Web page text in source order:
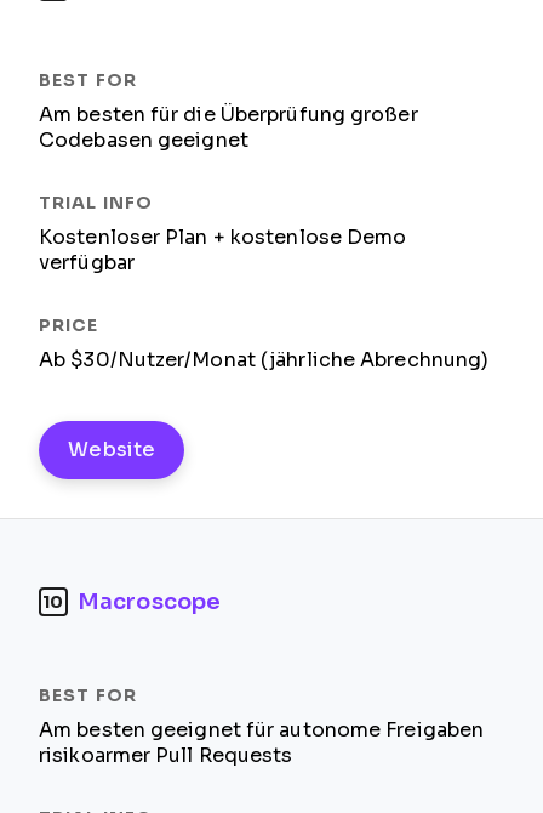
Am besten für die Überprüfung großer
Codebasen geeignet
Kostenloser Plan + kostenlose Demo
verfügbar
Ab $30/Nutzer/Monat (jährliche Abrechnung)
Website
10 Macroscope
Am besten geeignet für autonome Freigaben
risikoarmer Pull Requests